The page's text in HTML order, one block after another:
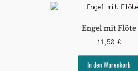
Engel mit Flöte
11,50 €
In den Warenkorb